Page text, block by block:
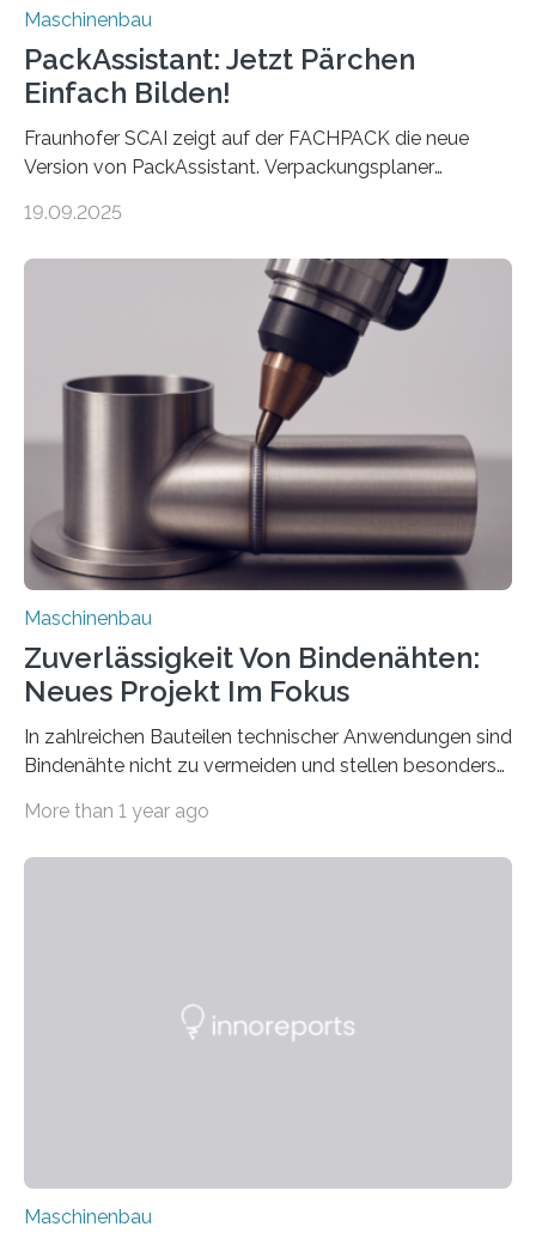
Maschinenbau
PackAssistant: Jetzt Pärchen
Einfach Bilden!
Fraunhofer SCAI zeigt auf der FACHPACK die neue
Version von PackAssistant. Verpackungsplaner
Automobil, Maschinenbau und in der Zulieferindustrie.
Teile als eine Einheit verpacken. Die Anordnung kann
der Benutzer vorgeben und erhält so mehr Kontrolle
über die Positionierung der Bauteile. Die ebenfalls neue
Automatisierungsschnittstelle dient dazu, die Software
besser in spezifische Unternehmensprozesse
einzubinden. Sankt Augustin – Zur Messe FACHPACK
vom 23. bis 25. September in Nürnberg…
19.09.2025
Maschinenbau
Zuverlässigkeit Von Bindenähten:
Neues Projekt Im Fokus
In zahlreichen Bauteilen technischer Anwendungen sind
Bindenähte nicht zu vermeiden und stellen besonders
Matrixmaterials eine große Herausforderung dar.
Durch den verstärkten Einsatz von Rezyklaten
More than 1 year ago
Maschinenbau